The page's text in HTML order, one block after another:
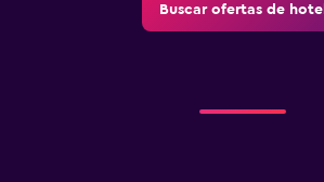
Buscar ofertas de hotel